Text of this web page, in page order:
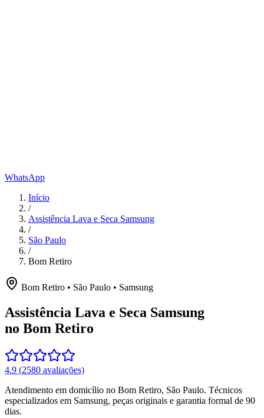
WhatsApp
Início
/
Assistência Lava e Seca Samsung
/
São Paulo
/
Bom Retiro
Bom Retiro • São Paulo • Samsung
Assistência Lava e Seca Samsung
no Bom Retiro
4.9 (2580 avaliações)
Atendimento em domicílio no Bom Retiro, São Paulo. Técnicos
especializados em Samsung, peças originais e garantia formal de 90
dias.